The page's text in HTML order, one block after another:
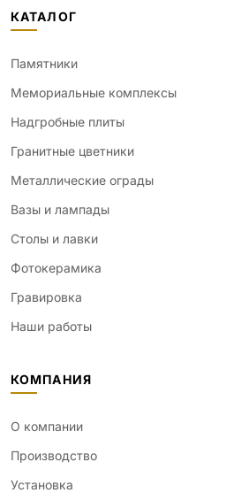
КАТАЛОГ
Памятники
Мемориальные комплексы
Надгробные плиты
Гранитные цветники
Металлические ограды
Вазы и лампады
Столы и лавки
Фотокерамика
Гравировка
Наши работы
КОМПАНИЯ
О компании
Производство
Установка